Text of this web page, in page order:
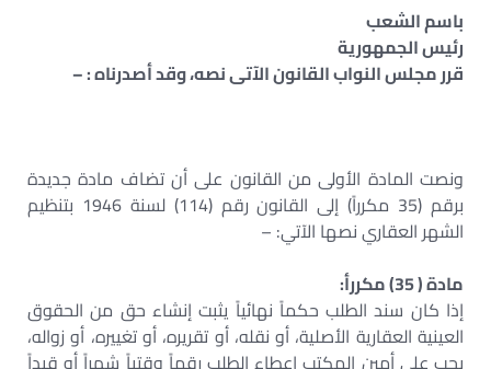
باسم الشعب
رئيس الجمهورية
قرر مجلس النواب القانون الآتى نصه، وقد أصدرناه : –
ونصت المادة الأولى من القانون على أن تضاف مادة جديدة
برقم (35 مكرراً) إلى القانون رقم (114) لسنة 1946 بتنظيم
الشهر العقاري نصها الآتي: –
مادة ( 35) مكررأ:
إذا كان سند الطلب حكماً نهائياً يثبت إنشاء حق من الحقوق
العينية العقارية الأصلية، أو نقله، أو تقريره، أو تغييره، أو زواله،
يجب على أمين المكتب إعطاء الطلب رقماً وقتياً شهراً أو قيداً